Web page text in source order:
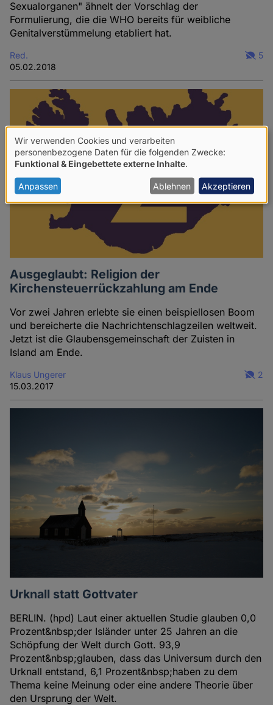
Sexualorganen" ähnelt der Vorschlag der
Formulierung, die die WHO bereits für weibliche
Genitalverstümmelung etabliert hat.
Red.
05.02.2018
5
Ausgeglaubt: Religion der
Kirchensteuerrückzahlung am Ende
Vor zwei Jahren erlebte sie einen beispiellosen Boom
und bereicherte die Nachrichtenschlagzeilen weltweit.
Jetzt ist die Glaubensgemeinschaft der Zuisten in
Island am Ende.
Klaus Ungerer
15.03.2017
2
Urknall statt Gottvater
BERLIN. (hpd) Laut einer aktuellen Studie glauben 0,0
Prozent&nbsp;der Isländer unter 25 Jahren an die
Schöpfung der Welt durch Gott. 93,9
Prozent&nbsp;glauben, dass das Universum durch den
Urknall entstand, 6,1 Prozent&nbsp;haben zu dem
Thema keine Meinung oder eine andere Theorie über
den Ursprung der Welt.
Verwendung
von
personenbezogenen
Daten
Wir verwenden Cookies und verarbeiten
personenbezogene Daten für die folgenden Zwecke:
Funktional & Eingebettete externe Inhalte.
Anpassen Ablehnen Akzeptieren